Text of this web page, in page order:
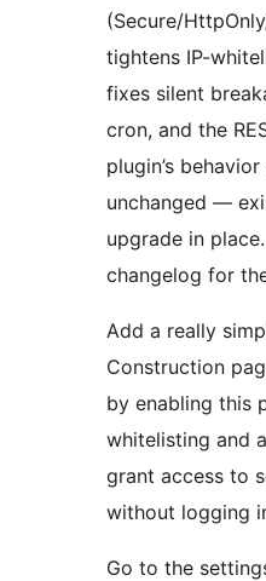
(Secure/
tightens IP-
fixes silent
cron, and the
plugin’s
unchanged —
upgrade in
changelog for
Add a really
Construction
by enabling this
whitelisting and
grant access to
without logging
Go to the